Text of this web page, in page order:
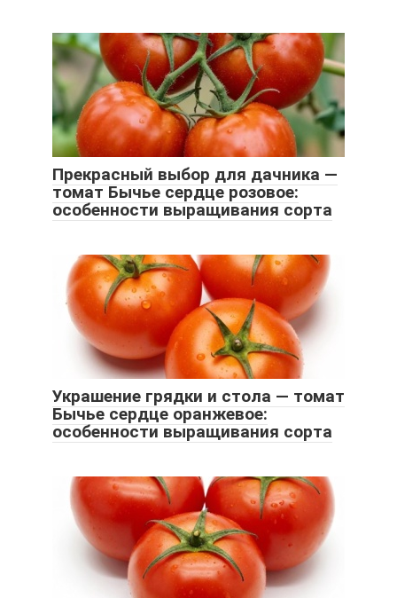
Прекрасный выбор для дачника —
томат Бычье сердце розовое:
особенности выращивания сорта
Украшение грядки и стола — томат
Бычье сердце оранжевое:
особенности выращивания сорта